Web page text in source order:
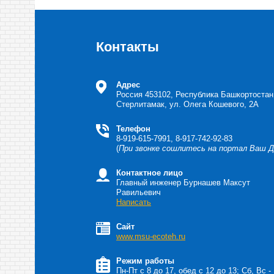
Контакты
Адрес
Россия 453102, Республика
Стерлитамак, ул. Олега Кошевого, 2А
Телефон
8-919-615-7991, 8-917-742-92-83
(При звонке сошлитесь на портал Ваш
Контактное лицо
Главный инженер Бурнашев Максут
Равильевич
Написать
Сайт
www.msu-ecoteh.ru
Режим работы
Пн-Пт с 8 до 17, обед с 12 до 13; Cб, Вс -